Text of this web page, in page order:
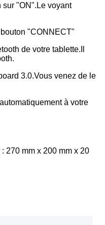
sur "ON".Le voyant
"CONNECT"
de votre tablette.Il
3.0.Vous venez de le
à votre
270 mm x 200 mm x 20